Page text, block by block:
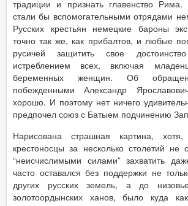
традиции и признать главенство Рима.
стали бы вспомогательными отрядами
Русских крестьян немецкие бароны
точно так же, как прибалтов, и любые
русичей защитить свое
истреблением всех, включая
беременных женщин. Об
побежденными Александр
хорошо. И поэтому нет ничего
предпочел союз с Батыем подчинению
Нарисована страшная картина,
крестоносцы за несколько столетий не
“неисчислимыми силами” захватить
часто оставался без поддержки не
других русских земель, а до
золотоордынских ханов, было куда